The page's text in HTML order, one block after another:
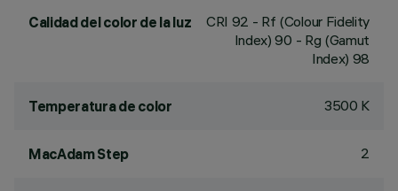
Calidad del color de la luz CRI 92 - Rf (Colour Fidelity
Index) 90 - Rg (Gamut
Index) 98
Temperatura de color 3500 K
MacAdam Step 2